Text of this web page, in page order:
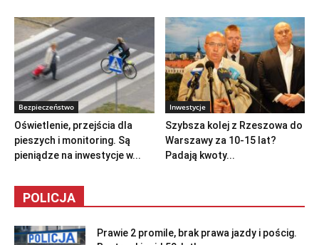
Bezpieczeństwo
Oświetlenie, przejścia dla
pieszych i monitoring. Są
pieniądze na inwestycje w...
Inwestycje
Szybsza kolej z Rzeszowa do
Warszawy za 10-15 lat?
Padają kwoty...
POLICJA
Prawie 2 promile, brak prawa jazdy i pościg.